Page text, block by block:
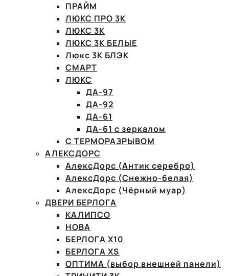
ПРАЙМ
ЛЮКС ПРО 3К
ЛЮКС 3К
ЛЮКС 3К БЕЛЫЕ
Люкс 3К БЛЭК
СМАРТ
ЛЮКС
ДА-97
ДА-92
ДА-61
ДА-61 с зеркалом
С ТЕРМОРАЗРЫВОМ
АЛЕКСДОРС
АлексДорс (Антик серебро)
АлексДорс (Снежно-белая)
АлексДорс (Чёрный муар)
ДВЕРИ БЕРЛОГА
КАЛИПСО
НОВА
БЕРЛОГА Х10
БЕРЛОГА XS
ОПТИМА (выбор внешней панели)